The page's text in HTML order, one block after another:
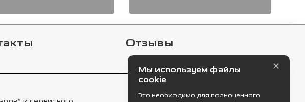
Отзывы
Мы используем файлы
cookie
Это необходимо для полноценного
×